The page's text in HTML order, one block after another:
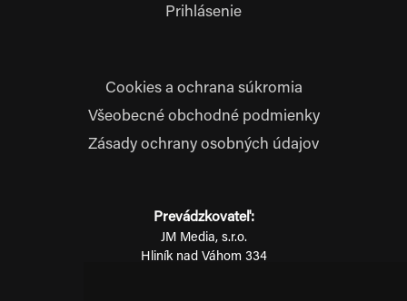
Prihlásenie
Cookies a ochrana súkromia
Všeobecné obchodné podmienky
Zásady ochrany osobných údajov
Prevádzkovateľ:
JM Media, s.r.o.
Hliník nad Váhom 334